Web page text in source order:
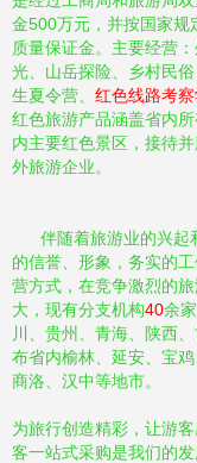
金500万元，并按国家规
质量保证金。主要经营
光、山岳探险、乡村民
生夏令营、 红色线路考察
红色旅游产品涵盖省内
内主要红色景区，接待
外旅游企业。
伴随着旅游业的兴起
的信誉、形象，务实的
营方式，在竞争激烈的
大，现有分支机构40余
川、贵州、青海、陕西
布省内榆林、延安、宝鸡
商洛、汉中等地市。
为旅行创造精彩，让游
客一站式采购是我们的